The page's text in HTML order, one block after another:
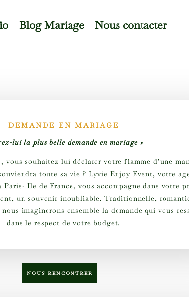
Blog Mariage Nous contacter
DEMANDE EN MARIAGE
lui la plus belle demande en mariage »
vous souhaitez lui déclarer votre flamme d’une
toute sa vie ? Lyvie Enjoy Event, votre
Paris- Ile de France, vous accompagne dans votre
un souvenir inoubliable. Traditionnelle,
imaginerons ensemble la demande qui vous
dans le respect de votre budget.
NOUS RENCONTRER